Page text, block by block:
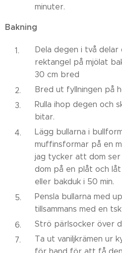
minuter.
Bakning
Dela degen i två
rektangel på mjölat
30 cm bred
Bred ut fyllningen på
Rulla ihop degen och
bitar.
Lägg bullarna i
muffinsformar på en
jag tycker att dom
dom på en plåt och
eller bakduk i 50 min.
Pensla bullarna med
tillsammans med en
Strö pärlsocker över
Ta ut vaniljkrämen ur